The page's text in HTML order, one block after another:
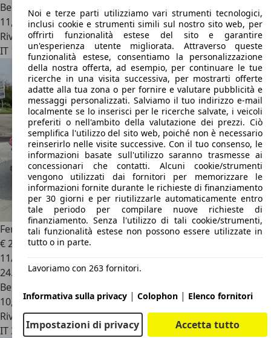
Benzina
11,2 l/100 km (comb.)
Rivenditore
IT 10141Torino
Ferrari PortofinoPortofino 3.9
€ 215.000
11/2019
24.000 km
Benzina
10,7 l/100 km (comb.)
Rivenditore
IT 31031Caerano Di S. Marco - Treviso - Tv
Noi e terze parti utilizziamo vari strumenti tecnologici,
inclusi cookie e strumenti simili sul nostro sito web, per
offrirti funzionalità estese del sito e garantire
un'esperienza utente migliorata. Attraverso queste
funzionalità estese, consentiamo la personalizzazione
della nostra offerta, ad esempio, per continuare le tue
ricerche in una visita successiva, per mostrarti offerte
adatte alla tua zona o per fornire e valutare pubblicità e
messaggi personalizzati. Salviamo il tuo indirizzo e-mail
localmente se lo inserisci per le ricerche salvate, i veicoli
preferiti o nell'ambito della valutazione dei prezzi. Ciò
semplifica l'utilizzo del sito web, poiché non è necessario
reinserirlo nelle visite successive. Con il tuo consenso, le
informazioni basate sull'utilizzo saranno trasmesse ai
concessionari che contatti. Alcuni cookie/strumenti
vengono utilizzati dai fornitori per memorizzare le
informazioni fornite durante le richieste di finanziamento
per 30 giorni e per riutilizzarle automaticamente entro
tale periodo per compilare nuove richieste di
finanziamento. Senza l'utilizzo di tali cookie/strumenti,
tali funzionalità estese non possono essere utilizzate in
tutto o in parte.
Lavoriamo con 263 fornitori.
Informativa sulla privacy | Colophon | Elenco fornitori
Impostazioni di privacy Accetta tutto